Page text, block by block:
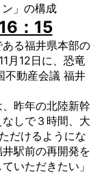
ン」の構成
：15
る福井県本部の
月12日に、恐竜
不動産会議 福井
昨年の北陸新幹
しで３時間、大
だけるようにな
駅前の再開発を
いただきたい」